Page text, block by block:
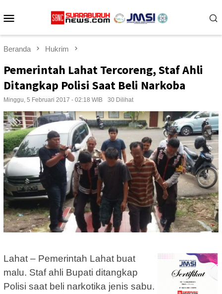
ke
Beranda Hukrim
Pemerintah Lahat Tercoreng, Staf Ahli
Ditangkap Polisi Saat Beli Narkoba
Minggu, 5 Februari 2017 - 02:18 WIB 30 Dilihat
Lahat – Pemerintah Lahat buat
malu. Staf ahli Bupati ditangkap
Polisi saat beli narkotika jenis sabu.